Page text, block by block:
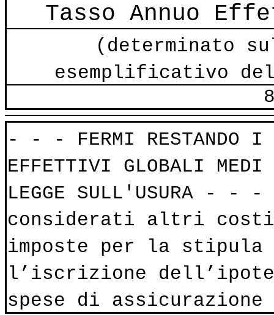
Tasso Annuo
(determinato
esemplificativo
- - - FERMI RESTANDO
EFFETTIVI GLOBALI
LEGGE SULL'USURA -
considerati altri
imposte per la
l’iscrizione
spese di